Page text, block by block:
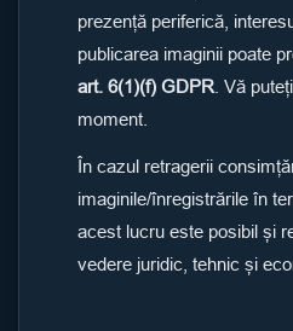
prezență periferică,
publicarea imaginii poate
art. 6(1)(f) GDPR . Vă
moment.
În cazul retragerii
imaginile/înregistrările în
acest lucru este posibil și
vedere juridic, tehnic și